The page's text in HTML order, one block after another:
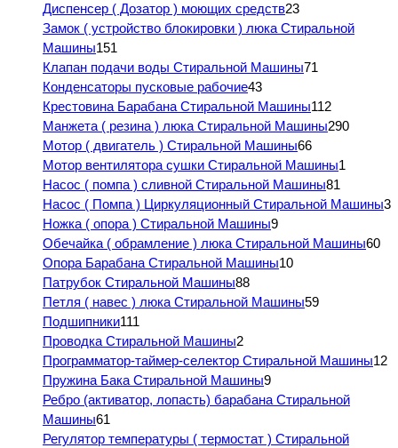
Диспенсер ( Дозатор ) моющих средств23
Замок ( устройство блокировки ) люка Стиральной
Машины151
Клапан подачи воды Стиральной Машины71
Конденсаторы пусковые рабочие43
Крестовина Барабана Стиральной Машины112
Манжета ( резина ) люка Стиральной Машины290
Мотор ( двигатель ) Стиральной Машины66
Мотор вентилятора сушки Стиральной Машины1
Насос ( помпа ) сливной Стиральной Машины81
Насос ( Помпа ) Циркуляционный Стиральной Машины3
Ножка ( опора ) Стиральной Машины9
Обечайка ( обрамление ) люка Стиральной Машины60
Опора Барабана Стиральной Машины10
Патрубок Стиральной Машины88
Петля ( навес ) люка Стиральной Машины59
Подшипники111
Проводка Стиральной Машины2
Программатор-таймер-селектор Стиральной Машины12
Пружина Бака Стиральной Машины9
Ребро (активатор, лопасть) барабана Стиральной
Машины61
Регулятор температуры ( термостат ) Стиральной